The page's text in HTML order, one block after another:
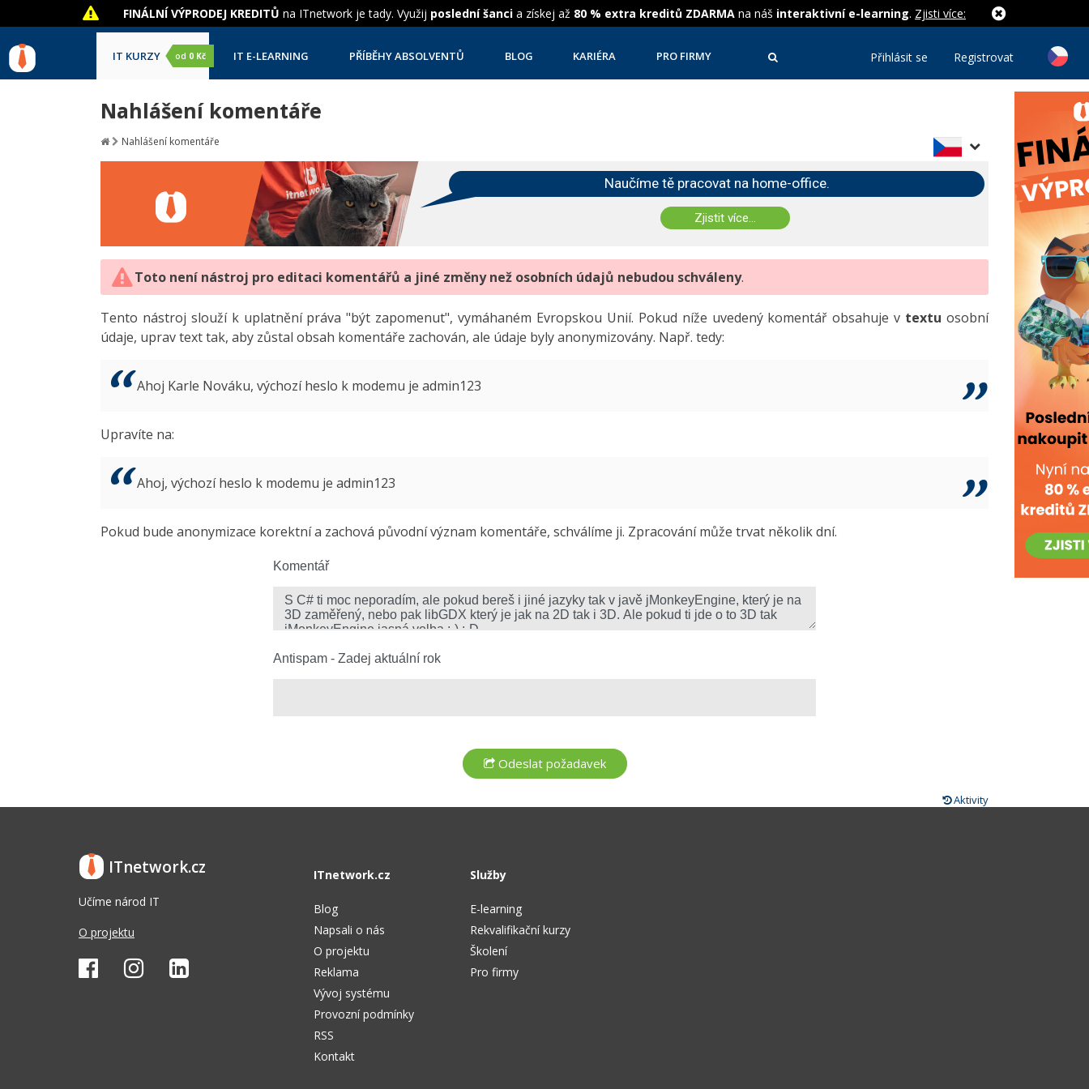
FINÁLNÍ VÝPRODEJ KREDITŮ na ITnetwork je tady. Využij poslední šanci a získej až 80 % extra kreditů ZDARMA na náš interaktivní e-learning. Zjisti více:
IT KURZY od 0 Kč IT E-LEARNING PŘÍBĚHY ABSOLVENTŮ BLOG KARIÉRA PRO FIRMY Přihlásit se Registrovat
Nahlášení komentáře
Nahlášení komentáře
Naučíme tě pracovat na home-office.
Zjistit více...
Toto není nástroj pro editaci komentářů a jiné změny než osobních údajů nebudou schváleny.
Tento nástroj slouží k uplatnění práva "být zapomenut", vymáhaném Evropskou Unií. Pokud níže uvedený komentář obsahuje v textu osobní
údaje, uprav text tak, aby zůstal obsah komentáře zachován, ale údaje byly anonymizovány. Např. tedy:
Ahoj Karle Nováku, výchozí heslo k modemu je admin123
Upravíte na:
Ahoj, výchozí heslo k modemu je admin123
Pokud bude anonymizace korektní a zachová původní význam komentáře, schválíme ji. Zpracování může trvat několik dní.
Komentář
Antispam - Zadej aktuální rok
Aktivity
ITnetwork.cz
Učíme národ IT
O projektu
ITnetwork.cz
Blog
Napsali o nás
O projektu
Reklama
Vývoj systému
Provozní podmínky
RSS
Kontakt
Služby
E-learning
Rekvalifikační kurzy
Školení
Pro firmy